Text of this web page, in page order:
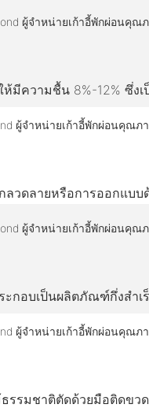
ห้มีความชื้น 8%-12% ซึ่ง
ลวดลายหรือการออกแบบ
ะกอบเป็นผลิตภัณฑ์กึ่งสำเ
ธรรมชาติตัดด้วยมือติดขวด